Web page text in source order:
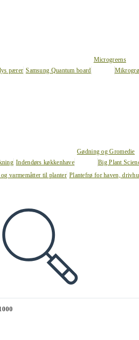
pærer Samsung Quantum board
Microgreens
Indendørs køkkenhave
Gødning og Gromedie
Big Plant
varmemåtter til planter Plantefrø for haven,